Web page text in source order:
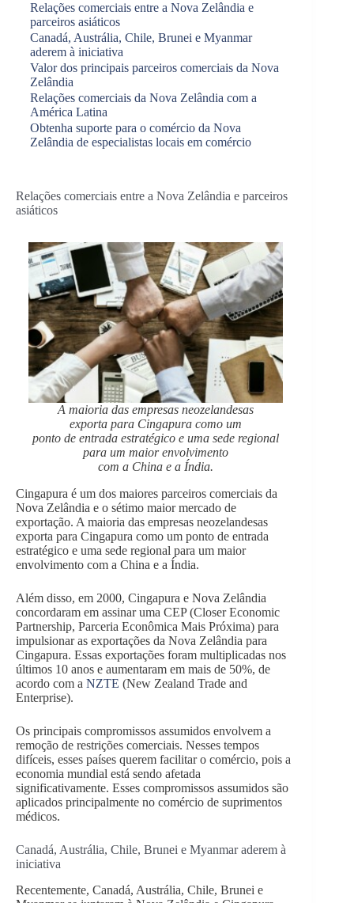
Relações comerciais entre a Nova Zelândia e
parceiros asiáticos
Canadá, Austrália, Chile, Brunei e Myanmar
aderem à iniciativa
Valor dos principais parceiros comerciais da Nova
Zelândia
Relações comerciais da Nova Zelândia com a
América Latina
Obtenha suporte para o comércio da Nova
Zelândia de especialistas locais em comércio
Relações comerciais entre a Nova Zelândia e parceiros
asiáticos
A maioria das empresas neozelandesas
exporta para Cingapura como um
ponto de entrada estratégico e uma sede regional
para um maior envolvimento
com a China e a Índia.
Cingapura é um dos maiores parceiros comerciais da
Nova Zelândia e o sétimo maior mercado de
exportação. A maioria das empresas neozelandesas
exporta para Cingapura como um ponto de entrada
estratégico e uma sede regional para um maior
envolvimento com a China e a Índia.
Além disso, em 2000, Cingapura e Nova Zelândia
concordaram em assinar uma CEP (Closer Economic
Partnership, Parceria Econômica Mais Próxima) para
impulsionar as exportações da Nova Zelândia para
Cingapura. Essas exportações foram multiplicadas nos
últimos 10 anos e aumentaram em mais de 50%, de
acordo com a NZTE (New Zealand Trade and
Enterprise).
Os principais compromissos assumidos envolvem a
remoção de restrições comerciais. Nesses tempos
difíceis, esses países querem facilitar o comércio, pois a
economia mundial está sendo afetada
significativamente. Esses compromissos assumidos são
aplicados principalmente no comércio de suprimentos
médicos.
Canadá, Austrália, Chile, Brunei e Myanmar aderem à
iniciativa
Recentemente, Canadá, Austrália, Chile, Brunei e